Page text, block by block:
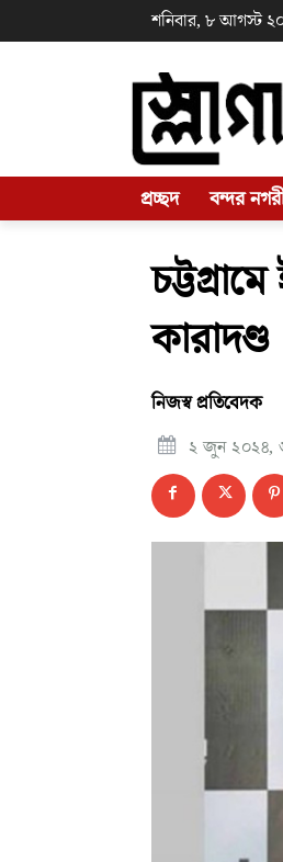
শনিবার, ৮ আগস্ট
প্রচ্ছদ বন্দর
কারাদণ্ড
নিজস্ব প্রতিবেদক
২ জুন ২০২৪,